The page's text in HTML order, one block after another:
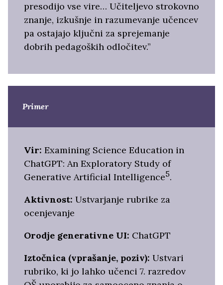
presodijo vse vire… Učiteljevo strokovno
znanje, izkušnje in razumevanje učencev
pa ostajajo ključni za sprejemanje
dobrih pedagoških odločitev.”
Primer
Vir: Examining Science Education in
ChatGPT: An Exploratory Study of
Generative Artificial Intelligence5.
Aktivnost: Ustvarjanje rubrike za
ocenjevanje
Orodje generativne UI: ChatGPT
Iztočnica (vprašanje, poziv): Ustvari
rubriko, ki jo lahko učenci 7. razredov